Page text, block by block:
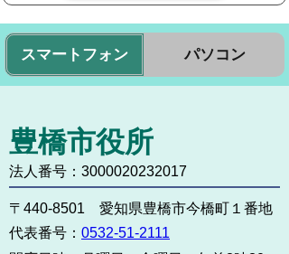
スマートフォン パソコン
豊橋市役所
法人番号：3000020232017
〒440-8501 愛知県豊橋市今橋町１番地
代表番号： 0532-51-2111